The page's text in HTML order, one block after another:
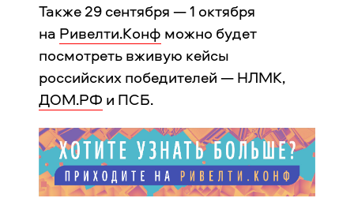
Также 29 сентября — 1 октября
на Ривелти.Конф можно будет
посмотреть вживую кейсы
российских победителей — НЛМК,
ДОМ.РФ и ПСБ.